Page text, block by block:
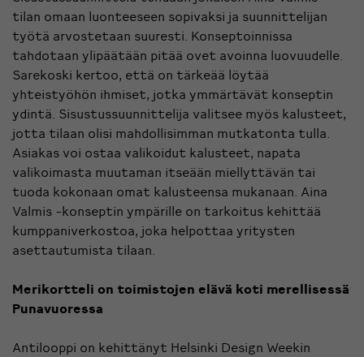
tilan omaan luonteeseen sopivaksi ja suunnittelijan
työtä arvostetaan suuresti. Konseptoinnissa
tahdotaan ylipäätään pitää ovet avoinna luovuudelle.
Sarekoski kertoo, että on tärkeää löytää
yhteistyöhön ihmiset, jotka ymmärtävät konseptin
ydintä. Sisustussuunnittelija valitsee myös kalusteet,
jotta tilaan olisi mahdollisimman mutkatonta tulla.
Asiakas voi ostaa valikoidut kalusteet, napata
valikoimasta muutaman itseään miellyttävän tai
tuoda kokonaan omat kalusteensa mukanaan. Aina
Valmis -konseptin ympärille on tarkoitus kehittää
kumppaniverkostoa, joka helpottaa yritysten
asettautumista tilaan.
Merikortteli on toimistojen elävä koti merellisessä
Punavuoressa
Antilooppi on kehittänyt Helsinki Design Weekin